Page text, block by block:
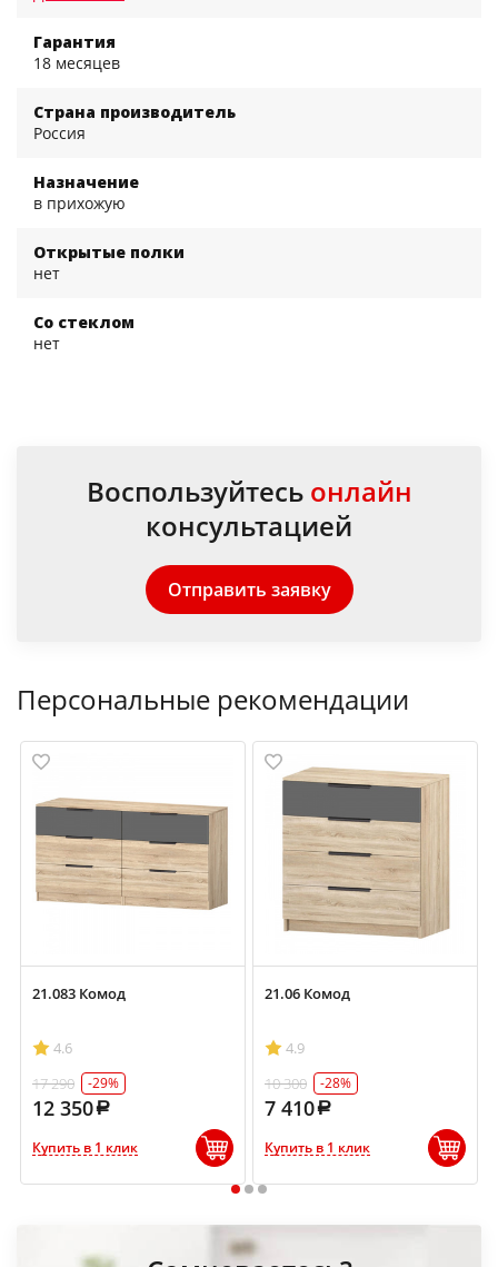
Гарантия
18 месяцев
Страна производитель
Россия
Назначение
в прихожую
Открытые полки
нет
Со стеклом
нет
Воспользуйтесь онлайн
консультацией
Отправить заявку
Персональные рекомендации
21.083 Комод
4.6
17 290
-29%
12 350
Купить в 1 клик
21.06 Комод
4.9
10 300
-28%
7 410
Купить в 1 клик
1 2 3